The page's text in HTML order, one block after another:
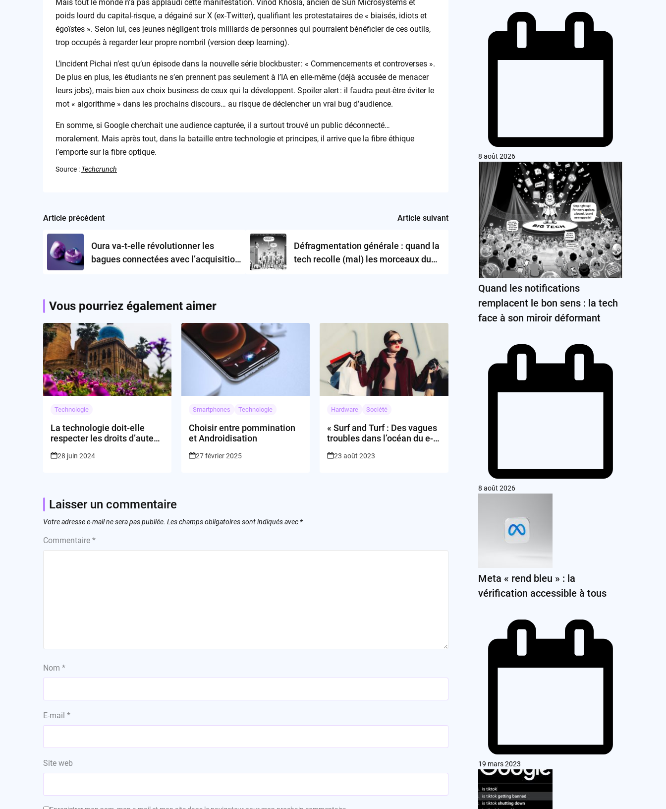
Mais tout le monde n’a pas applaudi cette manifestation. Vinod Khosla, ancien de Sun Microsystems et
poids lourd du capital-risque, a dégainé sur X (ex-Twitter), qualifiant les protestataires de « biaisés, idiots et
égoïstes ». Selon lui, ces jeunes négligent trois milliards de personnes qui pourraient bénéficier de ces outils,
trop occupés à regarder leur propre nombril (version deep learning).
L’incident Pichai n’est qu’un épisode dans la nouvelle série blockbuster : « Commencements et controverses ».
De plus en plus, les étudiants ne s’en prennent pas seulement à l’IA en elle-même (déjà accusée de menacer
leurs jobs), mais bien aux choix business de ceux qui la développent. Spoiler alert : il faudra peut-être éviter le
mot « algorithme » dans les prochains discours… au risque de déclencher un vrai bug d’audience.
En somme, si Google cherchait une audience capturée, il a surtout trouvé un public déconnecté…
moralement. Mais après tout, dans la bataille entre technologie et principes, il arrive que la fibre éthique
l’emporte sur la fibre optique.
Source : Techcrunch
Post
navigation
Article précédent
Oura va-t-elle révolutionner les
bagues connectées avec l’acquisition
Article suivant
Défragmentation générale : quand la
tech recolle (mal) les morceaux du
Vous pourriez également aimer
Technologie
La technologie doit-elle
respecter les droits d’auteur
28 juin 2024
Smartphones Technologie
Choisir entre pommination
et Androidisation
27 février 2025
Hardware Société
« Surf and Turf : Des vagues
troubles dans l’océan du e-
23 août 2023
Laisser un commentaire
Votre adresse e-mail ne sera pas publiée. Les champs obligatoires sont indiqués avec *
Commentaire *
Nom *
E-mail *
Site web
8 août 2026
Quand les notifications
remplacent le bon sens : la tech
face à son miroir déformant
8 août 2026
Meta « rend bleu » : la
vérification accessible à tous
19 mars 2023